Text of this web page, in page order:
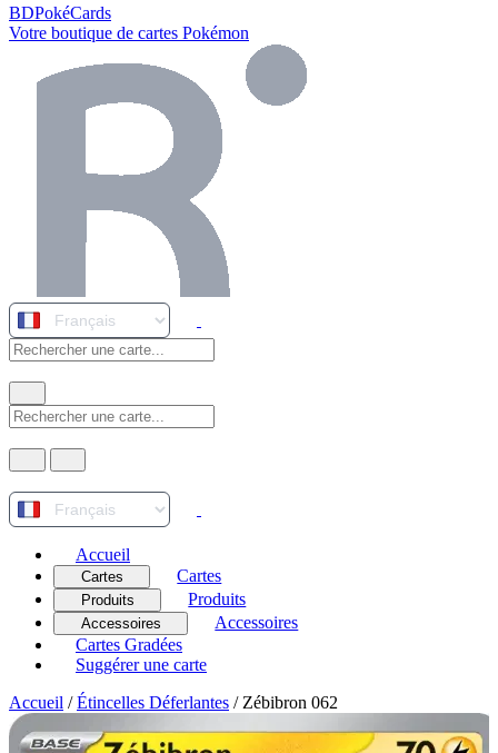
BDPokéCards
Votre boutique de cartes Pokémon
Accueil
Cartes Cartes
Produits Produits
Accessoires
Accessoires
Cartes Gradées
Suggérer une carte
Accueil / Étincelles Déferlantes / Zébibron 062